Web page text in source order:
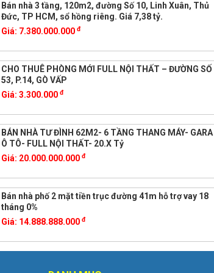
Bán nhà 3 tầng, 120m2, đường Số 10, Linh Xuân, Thủ
Đức, TP HCM, sổ hồng riêng. Giá 7,38 tỷ.
Giá: 7.380.000.000đ
CHO THUÊ PHÒNG MỚI FULL NỘI THẤT – ĐƯỜNG SỐ
53, P.14, GÒ VẤP
Giá:3.300.000đ
BÁN NHÀ TƯ ĐÌNH 62M2- 6 TẦNG THANG MÁY- GARA
Ô TÔ- FULL NỘI THẤT- 20.X Tỷ
Giá: 20.000.000.000đ
Bán nhà phố 2 mặt tiền trục đường 41m hỗ trợ vay 18
tháng 0%
Giá: 14.888.888.000đ